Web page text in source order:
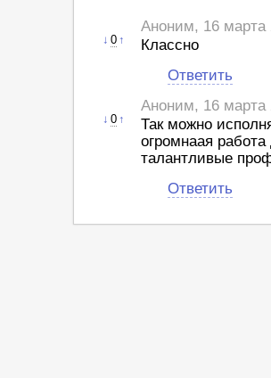
↓ 0 ↑
Аноним, 16 марта
Классно
Ответить
↓ 0 ↑
Аноним, 16 марта
Так можно
огромнаая
талантливые
Ответить